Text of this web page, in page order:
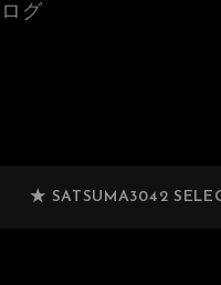
グ
★ SATSUMA3042